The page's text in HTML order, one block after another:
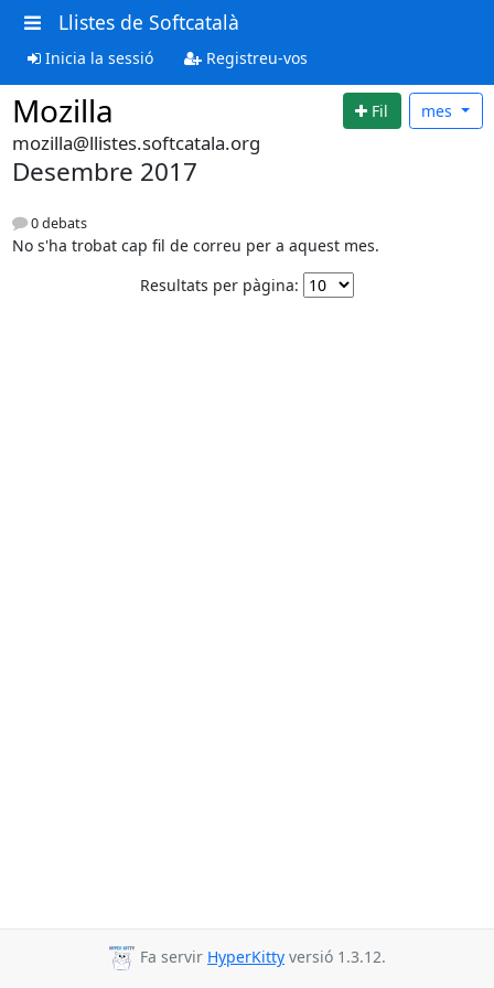
Llistes de Softcatalà
Inicia la sessió Registreu-vos
Mozilla Fil mes
mozilla@llistes.softcatala.org
Desembre 2017
0 debats
No s'ha trobat cap fil de correu per a aquest mes.
Resultats per pàgina:
Fa servir HyperKitty versió 1.3.12.